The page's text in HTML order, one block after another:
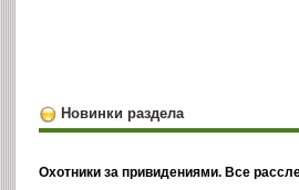
Новинки раздела
Охотники за привидениями. Все